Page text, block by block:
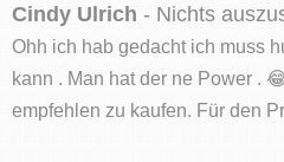
Cindy Ulrich - Nichts
Ohh ich hab gedacht ich muss
kann . Man hat der ne Power .
empfehlen zu kaufen. Für den